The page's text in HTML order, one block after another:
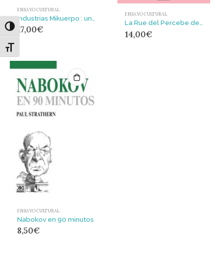
Alternar alto contraste
Alternar tamaño de letra
ENSAYO CULTURAL
17,00€
ENSAYO CULTURAL
La Rue del Percebe de la Cultura : y la niebla de la cultura digital
14,00€
ENSAYO CULTURAL
Nabokov en 90 minutos
8,50€